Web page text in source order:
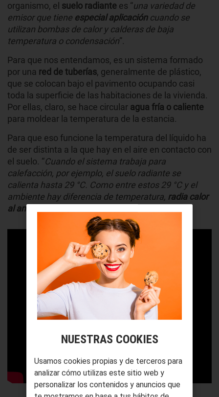
organismo, el suelo radiante es “una variedad de
emisor que tiene especial aplicacióncuando se
utilizan bombas de calor y calderas de baja
temperatura o condensación”.
Para que nos entendamos, es un sistema formado
por una red de tuberías, generalmente de plástico,
que se colocan bajo el pavimento ocupando casi
toda la superficie de las habitaciones de la vivienda.
Por ellas, claro, se hace circular agua fría o caliente
para moldear la temperatura de la estancia.
Para que eso funcione la temperatura del líquido ha
de ser distinta a la que hay en el aire en contacto con
el suelo. “Cuando el sistema trabaja para
calefacción, por ejemplo, el suelo radiante se
calienta hasta 29 °C. Como entre estos 29 °C y el
ambiente hay diferencia de temperatura, radia calor
al ambiente y lo va calentando
NUESTRAS COOKIES
Usamos cookies propias y de terceros para
analizar cómo utilizas este sitio web y
personalizar los contenidos y anuncios que